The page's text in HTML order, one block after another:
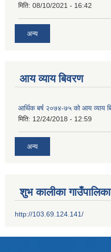
मिति: 08/10/2021 - 16:42
अन्य
आय व्याय बिवरण
आर्थिक बर्ष २०७४-७५ को आय व्याय
मिति: 12/24/2018 - 12:59
अन्य
शुभ कालीका
http://103.69.124.141/